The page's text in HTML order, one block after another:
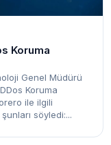
Koruma
Genel Müdürü
Koruma
ile ilgili
söyledi:...